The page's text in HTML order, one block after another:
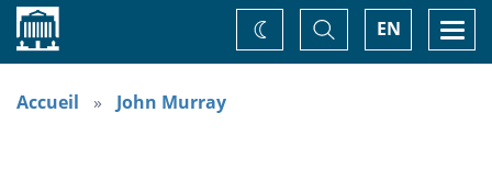
Accueil EN
Basculer
la
recherche
Changez
de
Accueil John Murray